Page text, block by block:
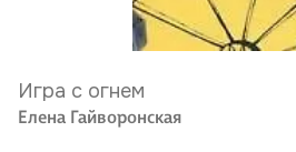
Игра с огнем
Елена Гайворонская